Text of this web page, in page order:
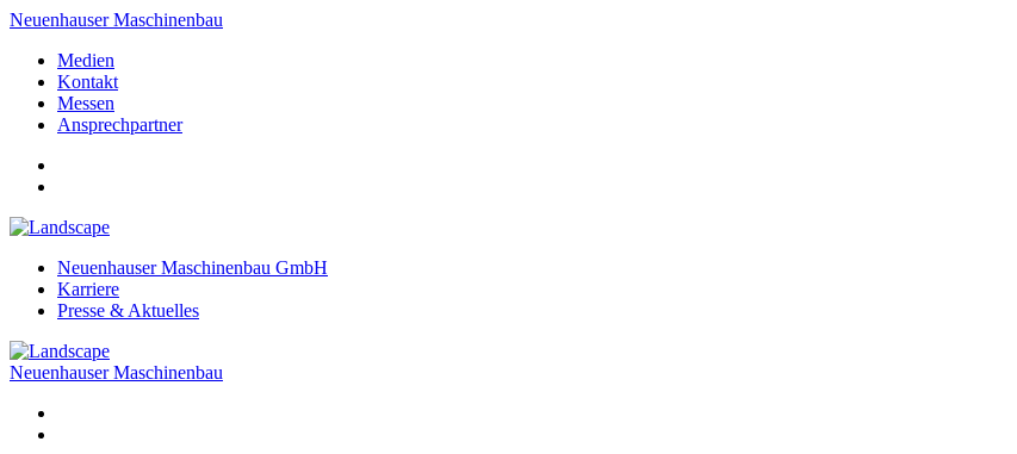
Neuenhauser Maschinenbau
Medien
Kontakt
Messen
Ansprechpartner
Neuenhauser Maschinenbau GmbH
Karriere
Presse & Aktuelles
Neuenhauser Maschinenbau